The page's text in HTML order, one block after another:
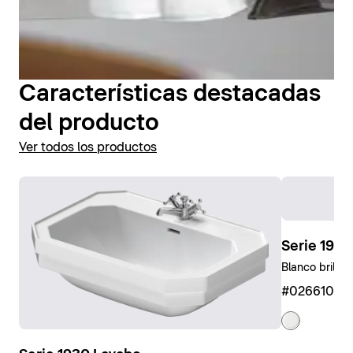
Características destacadas
del producto
Ver todos los productos
Serie
Blanco